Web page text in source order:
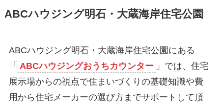
ABCハウジング明石・大蔵海岸住宅公園
ABCハウジング明石・大蔵海岸住宅公園にある
「 ABCハウジングおうちカウンター 」 では、住宅
展示場からの視点で住まいづくりの基礎知識や費
用から住宅メーカーの選び方までサポートして頂